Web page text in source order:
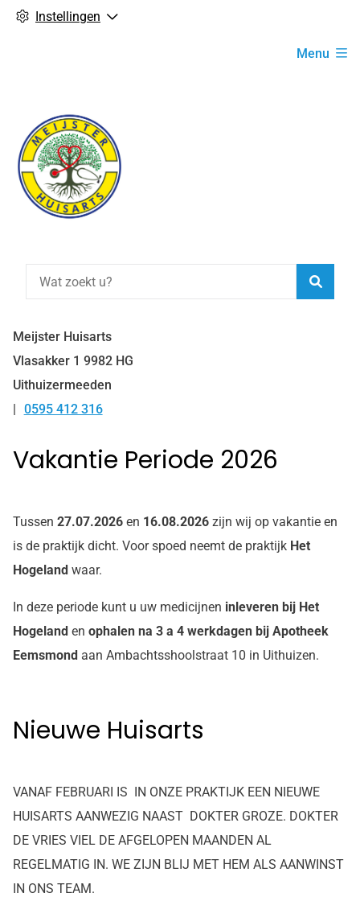
Instellingen
Menu
Meijster Huisarts
Vlasakker 1 9982 HG
Uithuizermeeden
Tel:
0595 412 316
Vakantie Periode 2026
Tussen 27.07.2026 en 16.08.2026 zijn wij op vakantie en
is de praktijk dicht. Voor spoed neemt de praktijk Het
Hogeland waar.
In deze periode kunt u uw medicijnen inleveren bij Het
Hogeland en ophalen na 3 a 4 werkdagen bij Apotheek
Eemsmond aan Ambachtsshoolstraat 10 in Uithuizen.
Nieuwe Huisarts
VANAF FEBRUARI IS IN ONZE PRAKTIJK EEN NIEUWE
HUISARTS AANWEZIG NAAST DOKTER GROZE. DOKTER
DE VRIES VIEL DE AFGELOPEN MAANDEN AL
REGELMATIG IN. WE ZIJN BLIJ MET HEM ALS AANWINST
IN ONS TEAM.